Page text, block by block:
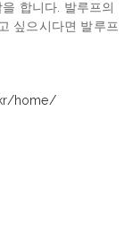
합니다. 발루프의
싶으시다면 발루프
home/